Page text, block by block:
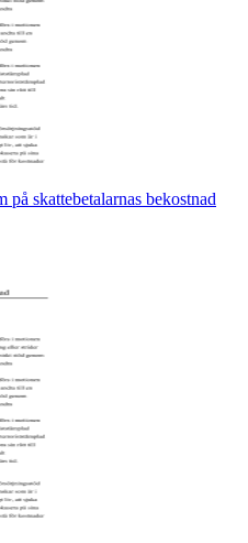
skattebetalarnas bekostnad